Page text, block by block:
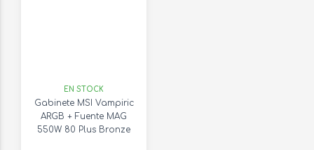
EN STOCK
Gabinete MSI Vampiric
ARGB + Fuente MAG
550W 80 Plus Bronze